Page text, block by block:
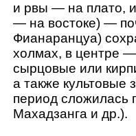
и рвы — на плато,
— на востоке) —
Фианаранцуа)
холмах, в центре
сырцовые или
а также
период сложилась
Махадзанга и др.).